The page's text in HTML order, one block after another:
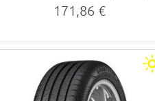
171,86 €